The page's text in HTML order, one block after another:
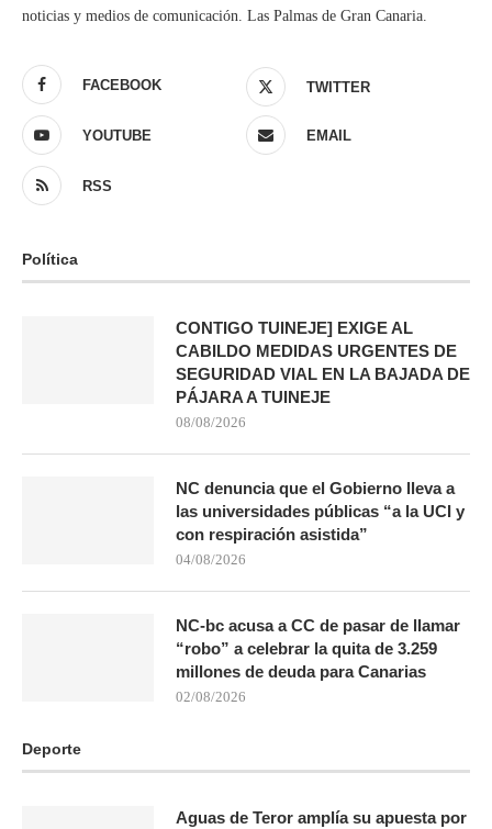
noticias y medios de comunicación. Las Palmas de Gran Canaria.
FACEBOOK TWITTER
YOUTUBE EMAIL
RSS
Política
CONTIGO TUINEJE] EXIGE AL
CABILDO MEDIDAS URGENTES DE
SEGURIDAD VIAL EN LA BAJADA DE
PÁJARA A TUINEJE
08/08/2026
NC denuncia que el Gobierno lleva a
las universidades públicas “a la UCI y
con respiración asistida”
04/08/2026
NC-bc acusa a CC de pasar de llamar
“robo” a celebrar la quita de 3.259
millones de deuda para Canarias
02/08/2026
Deporte
Aguas de Teror amplía su apuesta por